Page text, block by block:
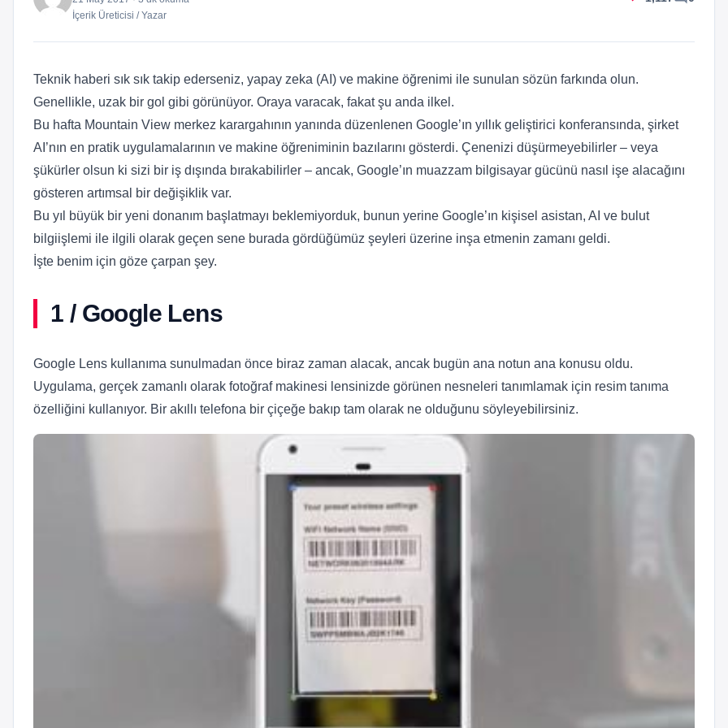
İçerik Üreticisi / Yazar
Teknik haberi sık sık takip ederseniz, yapay zeka (AI) ve makine öğrenimi ile sunulan sözün farkında olun.
Genellikle, uzak bir gol gibi görünüyor. Oraya varacak, fakat şu anda ilkel.
Bu hafta Mountain View merkez karargahının yanında düzenlenen Google’ın yıllık geliştirici konferansında, şirket
AI’nın en pratik uygulamalarının ve makine öğreniminin bazılarını gösterdi. Çenenizi düşürmeyebilirler – veya
şükürler olsun ki sizi bir iş dışında bırakabilirler – ancak, Google’ın muazzam bilgisayar gücünü nasıl işe alacağını
gösteren artımsal bir değişiklik var.
Bu yıl büyük bir yeni donanım başlatmayı beklemiyorduk, bunun yerine Google’ın kişisel asistan, AI ve bulut
bilgiişlemi ile ilgili olarak geçen sene burada gördüğümüz şeyleri üzerine inşa etmenin zamanı geldi.
İşte benim için göze çarpan şey.
1 / Google Lens
Google Lens kullanıma sunulmadan önce biraz zaman alacak, ancak bugün ana notun ana konusu oldu.
Uygulama, gerçek zamanlı olarak fotoğraf makinesi lensinizde görünen nesneleri tanımlamak için resim tanıma
özelliğini kullanıyor. Bir akıllı telefona bir çiçeğe bakıp tam olarak ne olduğunu söyleyebilirsiniz.